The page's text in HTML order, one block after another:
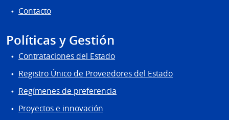
Contacto
Políticas y Gestión
Contrataciones del Estado
Registro Único de Proveedores del Estado
Regímenes de preferencia
Proyectos e innovación